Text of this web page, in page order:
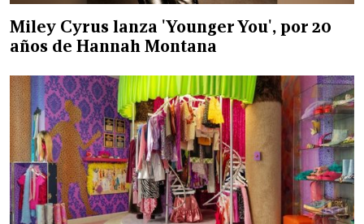
Miley Cyrus lanza 'Younger You', por 20
años de Hannah Montana